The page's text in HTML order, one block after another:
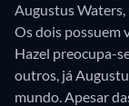
Augustus Waters,
Os dois possuem
Hazel preocupa-
outros, já
mundo. Apesar